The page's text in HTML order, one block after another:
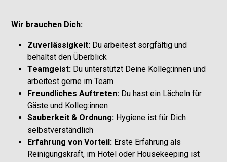
Wir brauchen Dich:
Zuverlässigkeit:Du arbeitest sorgfältig und
behältst den Überblick
Teamgeist:Du unterstützt Deine Kolleg:innen und
arbeitest gerne im Team
Freundliches Auftreten:Du hast ein Lächeln für
Gäste und Kolleg:innen
Sauberkeit & Ordnung:Hygiene ist für Dich
selbstverständlich
Erfahrung von Vorteil:Erste Erfahrung als
Reinigungskraft, im Hotel oder Housekeeping ist